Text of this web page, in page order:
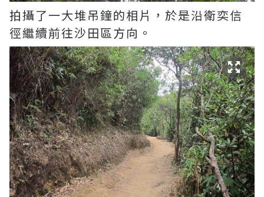
拍攝了一大堆吊鐘的相片，於是沿衛奕信
徑繼續前往沙田區方向。